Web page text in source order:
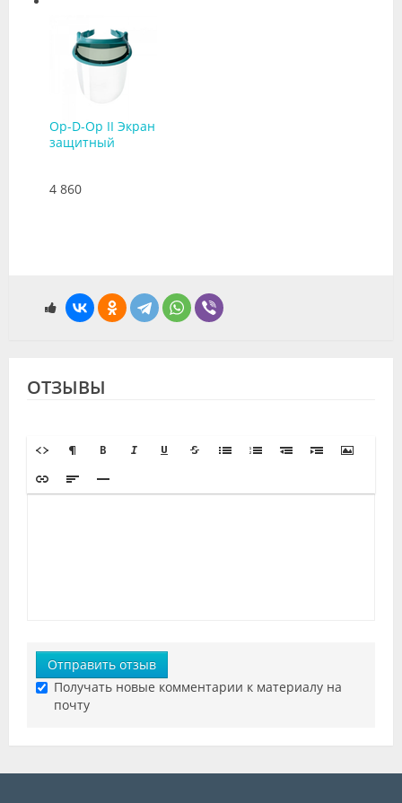
Op-D-Op II Экран
защитный
4 860
ОТЗЫВЫ
Отправить отзыв
Получать новые комментарии к материалу на
почту